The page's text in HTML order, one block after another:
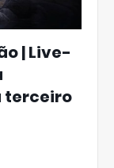
| Live-
terceiro